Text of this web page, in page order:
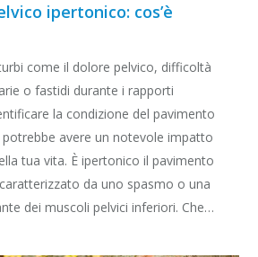
ipertonico: cos’è
come il dolore pelvico, difficoltà
o fastidi durante i rapporti
la condizione del pavimento
avere un notevole impatto
tua vita. È ipertonico il pavimento
da uno spasmo o una
dei muscoli pelvici inferiori. Che…